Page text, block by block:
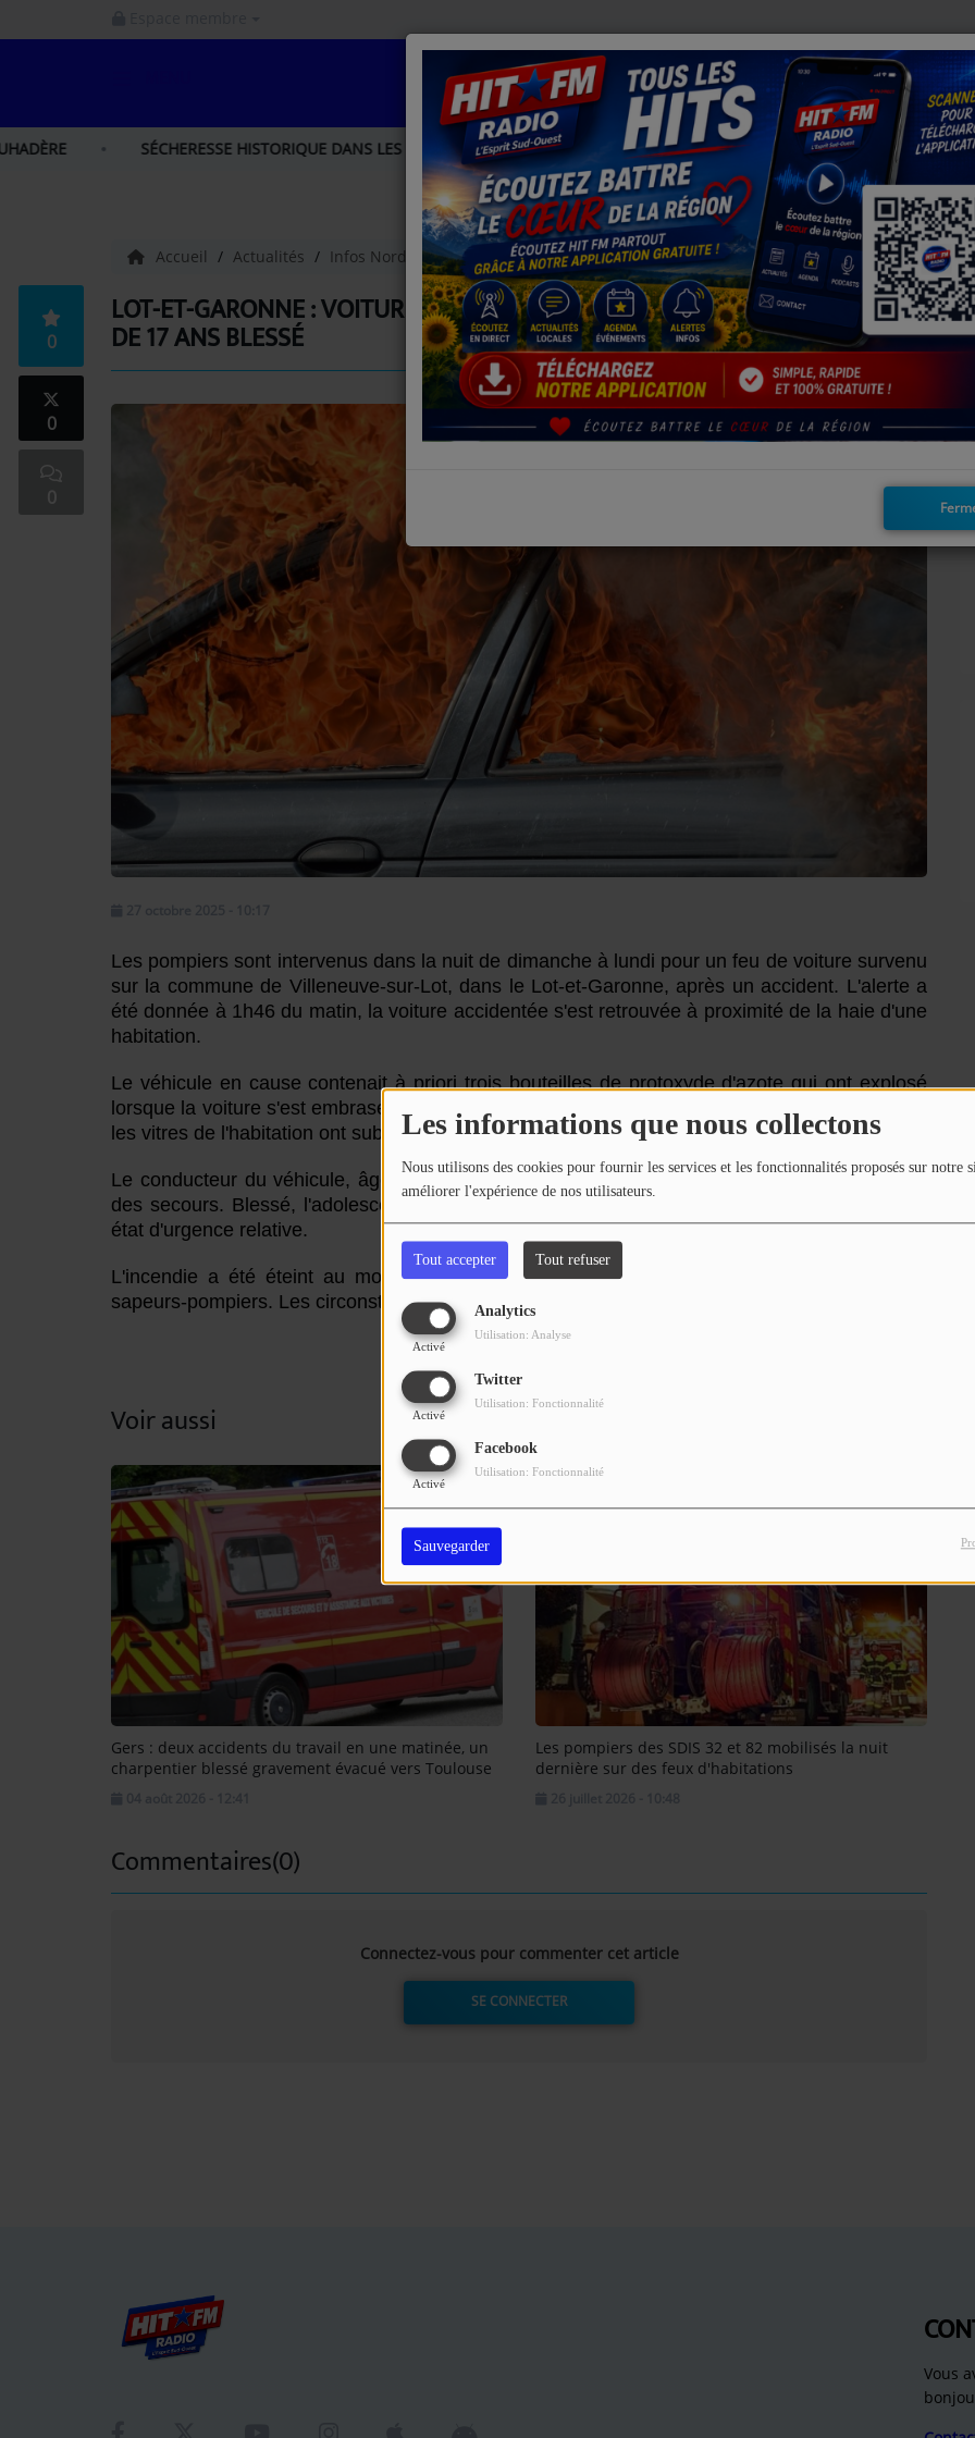
Les informations que nous collectons
Nous utilisons des cookies pour fournir les services et les fonctionnalités proposés sur notre
améliorer l'expérience de nos utilisateurs.
Tout accepter Tout refuser
Analytics
Activé
Utilisation: Analyse
Twitter
Activé
Utilisation: Fonctionnalité
Facebook
Activé
Utilisation: Fonctionnalité
Sauvegarder
SÉCHERESSE HISTORIQUE DANS LES HAUTES-PYRÉNÉES : LES RESTRICTIONS D'EAU SE DURCISSENT BERDOUES (32) :
ACCUEIL
INFOS NORD GASCOGNE
INFOS HAUTES - PYRÉNÉES
LA RADIO
PODCAST
EQUIPE
TITRES DIFFUSÉS
FRÉQUENCES
JEUX CONCOURS
Accueil Actualités Infos Nord Gascogne Lot-et-Garonne : voiture en feu après un accident, le
LOT-ET-GARONNE : VOITURE EN FEU APRÈS UN ACCIDENT, LE CONDUCTEUR
DE 17 ANS BLESSÉ
0
0
0
Les pompiers sont intervenus dans la nuit de dimanche à lundi pour un feu de voiture survenu
sur la commune de Villeneuve-sur-Lot, dans le Lot-et-Garonne, après un accident. L'alerte a
été donnée à 1h46 du matin, la voiture accidentée s'est retrouvée à proximité de la haie d'une
habitation.
Le véhicule en cause contenait à priori trois bouteilles de protoxyde d'azote qui ont explosé
lorsque la voiture s'est embrasée. Les flammes se sont propagées à quinze mètres de haie et
les vitres de l'habitation ont subi des dégâts légers suite à l'explosion.
Le conducteur du véhicule, âgé de 17 ans, est sorti de lui-même du véhicule avant l'arrivée
des secours. Blessé, l'adolescent a été transporté vers le Pôle de santé du Villeneuvois en
état d'urgence relative.
L'incendie a été éteint au moyen d'une lance et grâce à l'intervention d'une douzaine de
sapeurs-pompiers. Les circonstances de l'accident sont encore inconnues.
Voir aussi
Gers : deux accidents du travail en une matinée, un
charpentier blessé gravement évacué vers Toulouse
Les pompiers des SDIS 32 et 82 mobilisés la nuit
dernière sur des feux d'habitations
Commentaires(0)
Connectez-vous pour commenter cet article
SE CONNECTER
Vous